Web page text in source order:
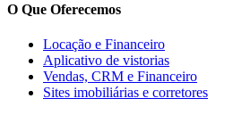
O Que Oferecemos
Locação e Financeiro
Aplicativo de vistorias
Vendas, CRM e Financeiro
Sites imobiliárias e corretores